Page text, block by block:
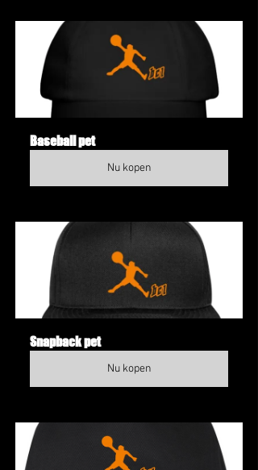
Baseball pet
Nu kopen
Snapback pet
Nu kopen